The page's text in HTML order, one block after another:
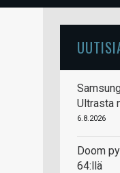
Ultrasta
6.8.2026
Doom
64:llä